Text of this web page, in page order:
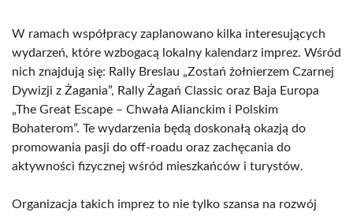
W ramach współpracy zaplanowano kilka interesujących
wydarzeń, które wzbogacą lokalny kalendarz imprez. Wśród
nich znajdują się: Rally Breslau „Zostań żołnierzem Czarnej
Dywizji z Żagania”, Rally Żagań Classic oraz Baja Europa
„The Great Escape – Chwała Alianckim i Polskim
Bohaterom”. Te wydarzenia będą doskonałą okazją do
promowania pasji do off-roadu oraz zachęcania do
aktywności fizycznej wśród mieszkańców i turystów.
Organizacja takich imprez to nie tylko szansa na rozwój